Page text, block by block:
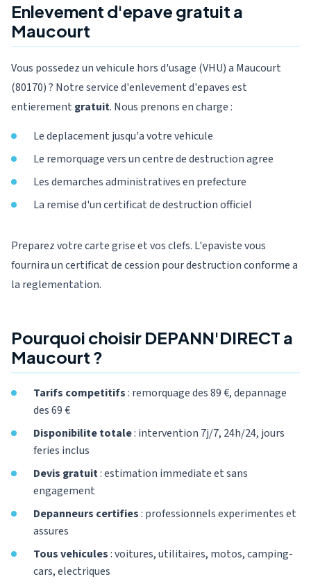
Enlevement d'epave gratuit a
Maucourt
Vous possedez un vehicule hors d'usage (VHU) a Maucourt
(80170) ? Notre service d'enlevement d'epaves est
entierement gratuit. Nous prenons en charge :
Le deplacement jusqu'a votre vehicule
Le remorquage vers un centre de destruction agree
Les demarches administratives en prefecture
La remise d'un certificat de destruction officiel
Preparez votre carte grise et vos clefs. L'epaviste vous
fournira un certificat de cession pour destruction conforme a
la reglementation.
Pourquoi choisir DEPANN'DIRECT a
Maucourt ?
Tarifs competitifs: remorquage des 89 €, depannage
des 69 €
Disponibilite totale: intervention 7j/7, 24h/24, jours
feries inclus
Devis gratuit: estimation immediate et sans
engagement
Depanneurs certifies: professionnels experimentes et
assures
Tous vehicules: voitures, utilitaires, motos, camping-
cars, electriques